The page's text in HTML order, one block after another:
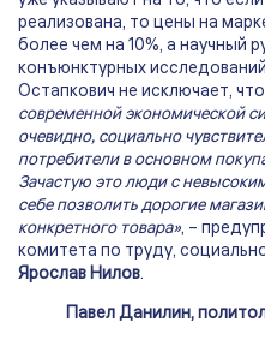
реализована, то цены на
более чем на 10%, а научный
конъюнктурных
Остапкович не исключает,
современной экономической
очевидно, социально
потребители в основном
Зачастую это люди с
себе позволить дорогие
конкретного товара», –
комитета по труду,
Ярослав Нилов.
Павел Данилин,